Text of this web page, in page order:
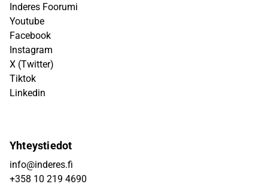
Inderes Foorumi
Youtube
Facebook
Instagram
X (Twitter)
Tiktok
Linkedin
Yhteystiedot
info@inderes.fi
+358 10 219 4690